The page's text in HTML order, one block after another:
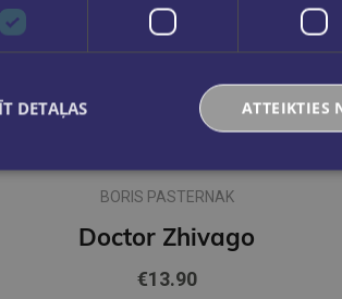
BORIS PASTERNAK
Doctor Zhivago
€13.90
ATTEIKTIES
DETAĻAS